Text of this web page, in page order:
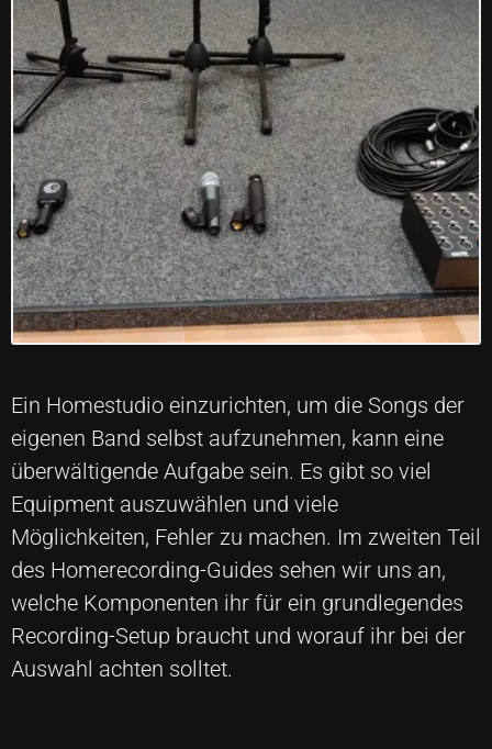
Ein Homestudio einzurichten, um die Songs der
eigenen Band selbst aufzunehmen, kann eine
überwältigende Aufgabe sein. Es gibt so viel
Equipment auszuwählen und viele
Möglichkeiten, Fehler zu machen. Im zweiten Teil
des Homerecording-Guides sehen wir uns an,
welche Komponenten ihr für ein grundlegendes
Recording-Setup braucht und worauf ihr bei der
Auswahl achten solltet.